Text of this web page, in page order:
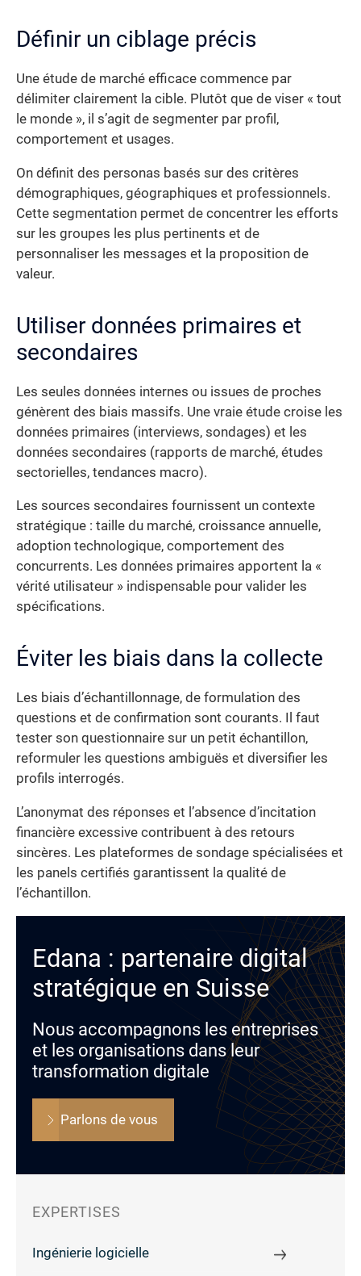
Définir un ciblage précis
Une étude de marché efficace commence par
délimiter clairement la cible. Plutôt que de viser « tout
le monde », il s’agit de segmenter par profil,
comportement et usages.
On définit des personas basés sur des critères
démographiques, géographiques et professionnels.
Cette segmentation permet de concentrer les efforts
sur les groupes les plus pertinents et de
personnaliser les messages et la proposition de
valeur.
Utiliser données primaires et
secondaires
Les seules données internes ou issues de proches
génèrent des biais massifs. Une vraie étude croise les
données primaires (interviews, sondages) et les
données secondaires (rapports de marché, études
sectorielles, tendances macro).
Les sources secondaires fournissent un contexte
stratégique : taille du marché, croissance annuelle,
adoption technologique, comportement des
concurrents. Les données primaires apportent la «
vérité utilisateur » indispensable pour valider les
spécifications.
Éviter les biais dans la collecte
Les biais d’échantillonnage, de formulation des
questions et de confirmation sont courants. Il faut
tester son questionnaire sur un petit échantillon,
reformuler les questions ambiguës et diversifier les
profils interrogés.
L’anonymat des réponses et l’absence d’incitation
financière excessive contribuent à des retours
sincères. Les plateformes de sondage spécialisées et
les panels certifiés garantissent la qualité de
l’échantillon.
Edana : partenaire digital
stratégique en Suisse
Nous accompagnons les entreprises
et les organisations dans leur
transformation digitale
Parlons de vous
EXPERTISES
Ingénierie logicielle